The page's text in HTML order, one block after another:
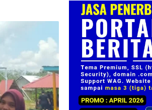
Hadie, S.Sos., MM. Ketua Dewan Pembina